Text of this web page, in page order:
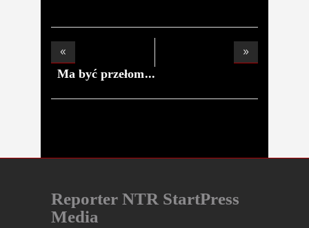
Ma być przełom
ws.
Reporter NTR StartPress
Media